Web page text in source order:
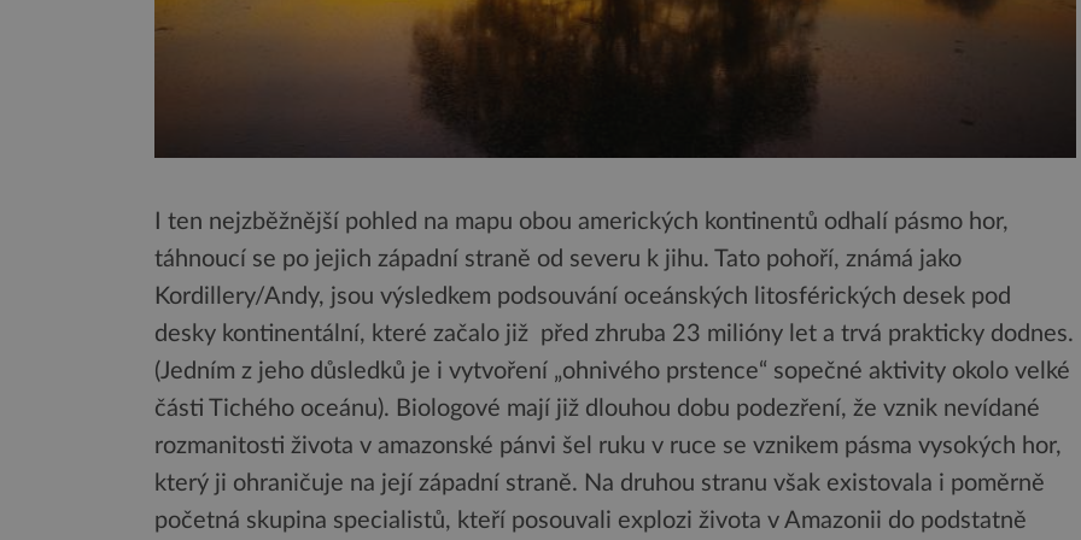
I ten nejzběžnější pohled na mapu obou amerických kontinentů odhalí pásmo hor,
táhnoucí se po jejich západní straně od severu k jihu. Tato pohoří, známá jako
Kordillery/Andy, jsou výsledkem podsouvání oceánských litosférických desek pod
desky kontinentální, které začalo již před zhruba 23 milióny let a trvá prakticky dodnes.
(Jedním z jeho důsledků je i vytvoření „ohnivého prstence“ sopečné aktivity okolo velké
části Tichého oceánu). Biologové mají již dlouhou dobu podezření, že vznik nevídané
rozmanitosti života v amazonské pánvi šel ruku v ruce se vznikem pásma vysokých hor,
který ji ohraničuje na její západní straně. Na druhou stranu však existovala i poměrně
početná skupina specialistů, kteří posouvali explozi života v Amazonii do podstatně